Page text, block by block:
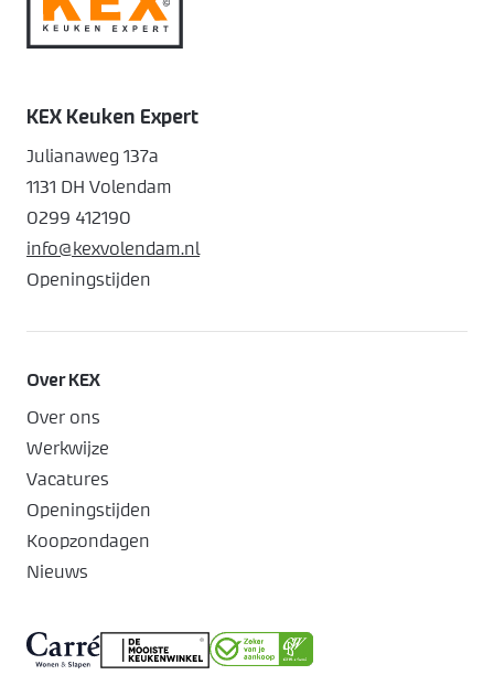
Over KEX
Over ons
Werkwijze
Vacatures
Openingstijden
Koopzondagen
Nieuws
KEX Keuken Expert
Julianaweg 137a
1131 DH Volendam
0299 412190
info@kexvolendam.nl
Openingstijden